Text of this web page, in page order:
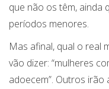
que não os têm, ainda
períodos menores.
Mas afinal, qual o real
vão dizer: “mulheres
adoecem”. Outros irão